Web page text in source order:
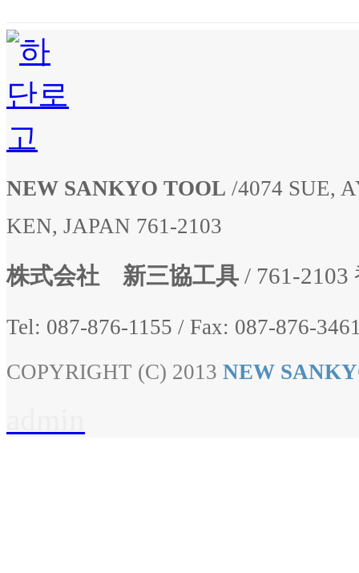
NEW SANKYO TOOL /4074 SUE,
KEN, JAPAN 761-2103
株式会社 新三協工具 / 761-
Tel: 087-876-1155 / Fax: 087-876-
COPYRIGHT (C) 2013 NEW